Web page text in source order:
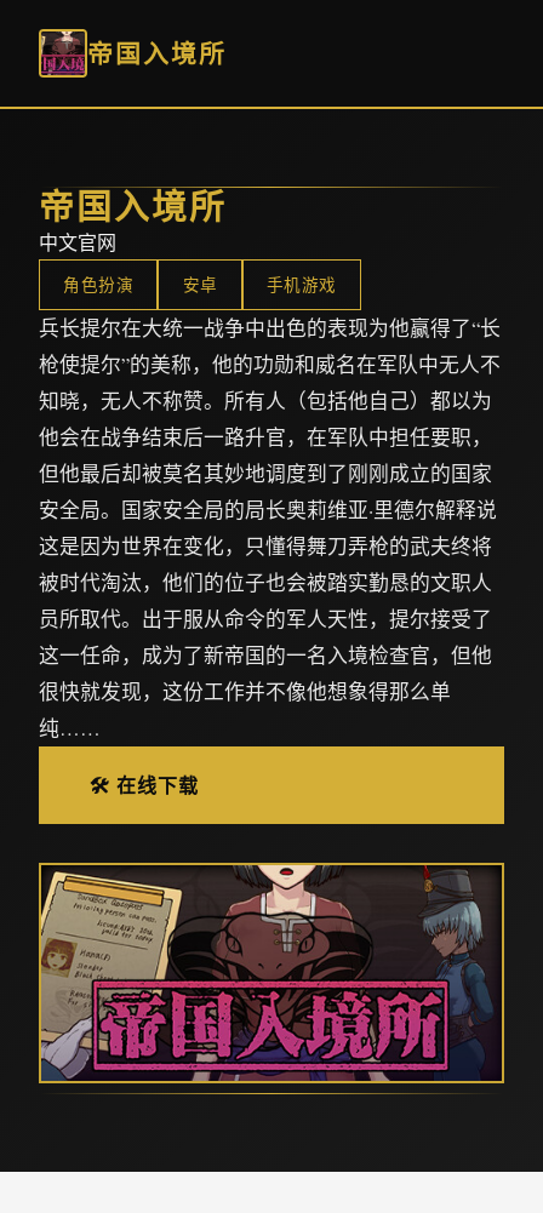
帝国入境所
帝国入境所
中文官网
角色扮演 安卓 手机游戏
兵长提尔在大统一战争中出色的表现为他赢得了“长
枪使提尔”的美称，他的功勋和威名在军队中无人不
知晓，无人不称赞。所有人（包括他自己）都以为
他会在战争结束后一路升官，在军队中担任要职，
但他最后却被莫名其妙地调度到了刚刚成立的国家
安全局。国家安全局的局长奥莉维亚·里德尔解释说
这是因为世界在变化，只懂得舞刀弄枪的武夫终将
被时代淘汰，他们的位子也会被踏实勤恳的文职人
员所取代。出于服从命令的军人天性，提尔接受了
这一任命，成为了新帝国的一名入境检查官，但他
很快就发现，这份工作并不像他想象得那么单
纯……
🛠️ 在线下载